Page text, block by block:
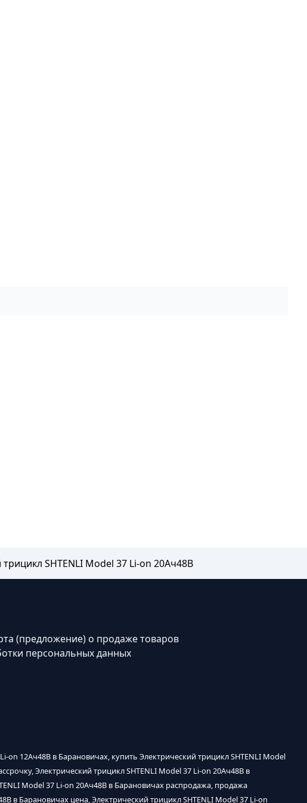
SHTENLI Model 37 Li-on 20Ач48В
(предложение) о продаже товаров
персональных данных
on 12Ач48В в Барановичах, купить Электрический трицикл SHTENLI Model
Электрический трицикл SHTENLI Model 37 Li-on 20Ач48В в
Model 37 Li-on 20Ач48В в Барановичах распродажа, продажа
в Барановичах цена, Электрический трицикл SHTENLI Model 37 Li-on